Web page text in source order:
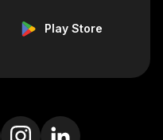
Play Store